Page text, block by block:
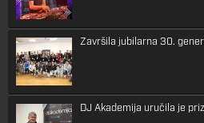
Završila jubilarna 30.
DJ Akademija uručila je